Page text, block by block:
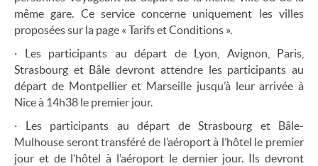
même gare. Ce service concerne uniquement les villes
proposées sur la page « Tarifs et Conditions ».
· Les participants au départ de Lyon, Avignon, Paris,
Strasbourg et Bâle devront attendre les participants au
départ de Montpellier et Marseille jusqu’à leur arrivée à
Nice à 14h38 le premier jour.
· Les participants au départ de Strasbourg et Bâle-
Mulhouse seront transféré de l’aéroport à l’hôtel le premier
jour et de l’hôtel à l’aéroport le dernier jour. Ils devront